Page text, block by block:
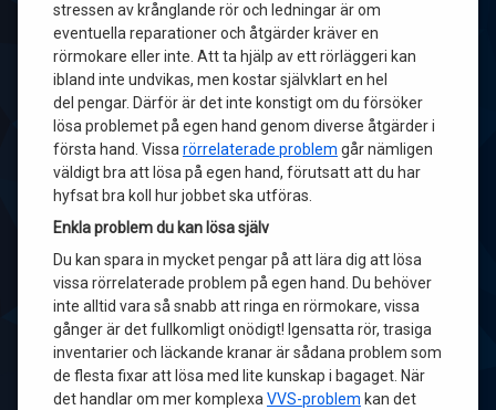
stressen av krånglande rör och ledningar är om
eventuella reparationer och åtgärder kräver en
rörmokare eller inte. Att ta hjälp av ett rörläggeri kan
ibland inte undvikas, men kostar självklart en hel
del pengar. Därför är det inte konstigt om du försöker
lösa problemet på egen hand genom diverse åtgärder i
första hand. Vissa rörrelaterade problem går nämligen
väldigt bra att lösa på egen hand, förutsatt att du har
hyfsat bra koll hur jobbet ska utföras.
Enkla problem du kan lösa själv
Du kan spara in mycket pengar på att lära dig att lösa
vissa rörrelaterade problem på egen hand. Du behöver
inte alltid vara så snabb att ringa en rörmokare, vissa
gånger är det fullkomligt onödigt! Igensatta rör, trasiga
inventarier och läckande kranar är sådana problem som
de flesta fixar att lösa med lite kunskap i bagaget. När
det handlar om mer komplexa VVS-problem kan det